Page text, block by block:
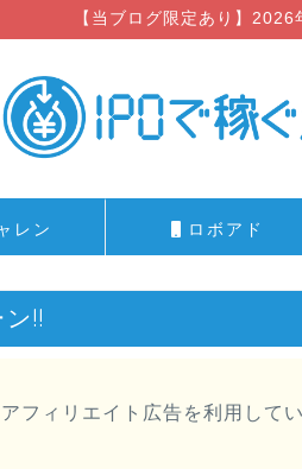
【当ブログ限定あり】
レン ロボアド
!!
フィリエイト広告を利用して